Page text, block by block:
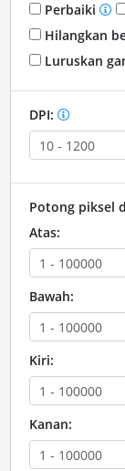
Perbaiki
Hilangkan
Luruskan
DPI:
Potong piksel
Atas:
Bawah:
Kiri:
Kanan: